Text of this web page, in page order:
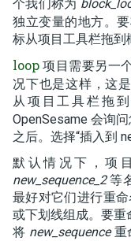
个我们称为
独立变量的地方。
标从项目工具栏拖到
loop 项目需要另一
况下也是这样，这
从项目工具栏拖
OpenSesame 会询
之后。选择“插入到
默认情况下，项
new_sequence_2等
最好对它们进行重
或下划线组成。要重
将 new_sequence重